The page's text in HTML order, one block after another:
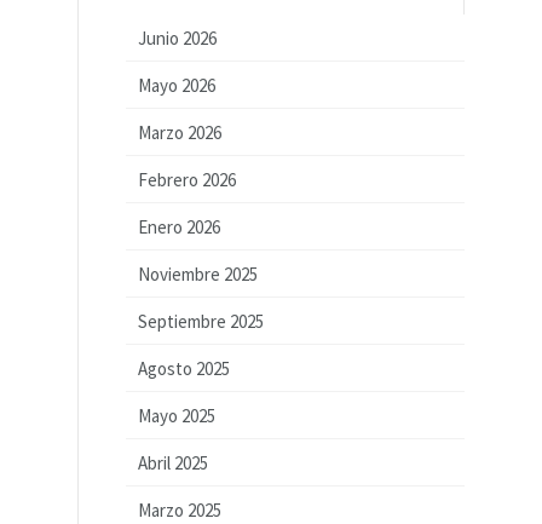
Junio 2026
Mayo 2026
Marzo 2026
Febrero 2026
Enero 2026
Noviembre 2025
Septiembre 2025
Agosto 2025
Mayo 2025
Abril 2025
Marzo 2025